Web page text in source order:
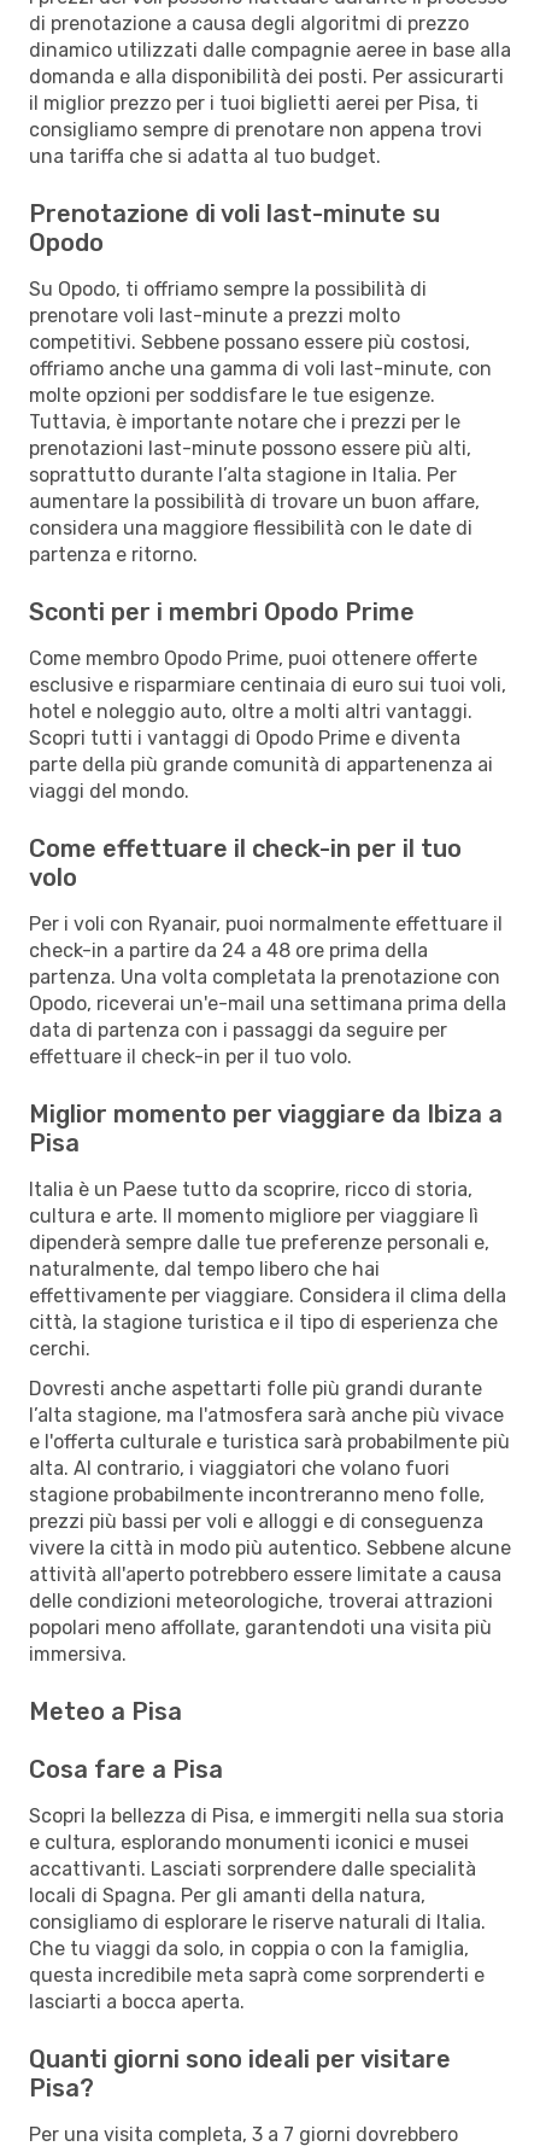
di prenotazione a causa degli algoritmi di prezzo
dinamico utilizzati dalle compagnie aeree in base alla
domanda e alla disponibilità dei posti. Per assicurarti
il miglior prezzo per i tuoi biglietti aerei per Pisa, ti
consigliamo sempre di prenotare non appena trovi
una tariffa che si adatta al tuo budget.
Prenotazione di voli last-minute su
Opodo
Su Opodo, ti offriamo sempre la possibilità di
prenotare voli last-minute a prezzi molto
competitivi. Sebbene possano essere più costosi,
offriamo anche una gamma di voli last-minute, con
molte opzioni per soddisfare le tue esigenze.
Tuttavia, è importante notare che i prezzi per le
prenotazioni last-minute possono essere più alti,
soprattutto durante l’alta stagione in Italia. Per
aumentare la possibilità di trovare un buon affare,
considera una maggiore flessibilità con le date di
partenza e ritorno.
Sconti per i membri Opodo Prime
Come membro Opodo Prime, puoi ottenere offerte
esclusive e risparmiare centinaia di euro sui tuoi voli,
hotel e noleggio auto, oltre a molti altri vantaggi.
Scopri tutti i vantaggi di Opodo Prime e diventa
parte della più grande comunità di appartenenza ai
viaggi del mondo.
Come effettuare il check-in per il tuo
volo
Per i voli con Ryanair, puoi normalmente effettuare il
check-in a partire da 24 a 48 ore prima della
partenza. Una volta completata la prenotazione con
Opodo, riceverai un'e-mail una settimana prima della
data di partenza con i passaggi da seguire per
effettuare il check-in per il tuo volo.
Miglior momento per viaggiare da Ibiza a
Pisa
Italia è un Paese tutto da scoprire, ricco di storia,
cultura e arte. Il momento migliore per viaggiare lì
dipenderà sempre dalle tue preferenze personali e,
naturalmente, dal tempo libero che hai
effettivamente per viaggiare. Considera il clima della
città, la stagione turistica e il tipo di esperienza che
cerchi.
Dovresti anche aspettarti folle più grandi durante
l’alta stagione, ma l'atmosfera sarà anche più vivace
e l'offerta culturale e turistica sarà probabilmente più
alta. Al contrario, i viaggiatori che volano fuori
stagione probabilmente incontreranno meno folle,
prezzi più bassi per voli e alloggi e di conseguenza
vivere la città in modo più autentico. Sebbene alcune
attività all'aperto potrebbero essere limitate a causa
delle condizioni meteorologiche, troverai attrazioni
popolari meno affollate, garantendoti una visita più
immersiva.
Meteo a Pisa
Cosa fare a Pisa
Scopri la bellezza di Pisa, e immergiti nella sua storia
e cultura, esplorando monumenti iconici e musei
accattivanti. Lasciati sorprendere dalle specialità
locali di Spagna. Per gli amanti della natura,
consigliamo di esplorare le riserve naturali di Italia.
Che tu viaggi da solo, in coppia o con la famiglia,
questa incredibile meta saprà come sorprenderti e
lasciarti a bocca aperta.
Quanti giorni sono ideali per visitare
Pisa?
Per una visita completa, 3 a 7 giorni dovrebbero